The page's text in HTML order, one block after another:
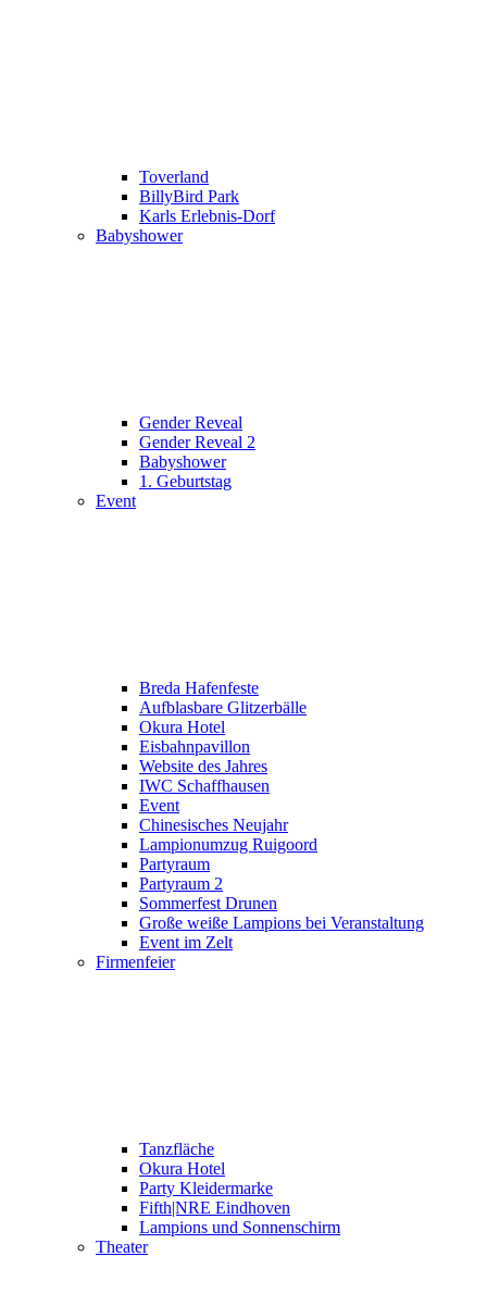
Toverland
BillyBird Park
Karls Erlebnis-Dorf
Babyshower
Gender Reveal
Gender Reveal 2
Babyshower
1. Geburtstag
Event
Breda Hafenfeste
Aufblasbare Glitzerbälle
Okura Hotel
Eisbahnpavillon
Website des Jahres
IWC Schaffhausen
Event
Chinesisches Neujahr
Lampionumzug Ruigoord
Partyraum
Partyraum 2
Sommerfest Drunen
Große weiße Lampions bei Veranstaltung
Event im Zelt
Firmenfeier
Tanzfläche
Okura Hotel
Party Kleidermarke
Fifth|NRE Eindhoven
Lampions und Sonnenschirm
Theater